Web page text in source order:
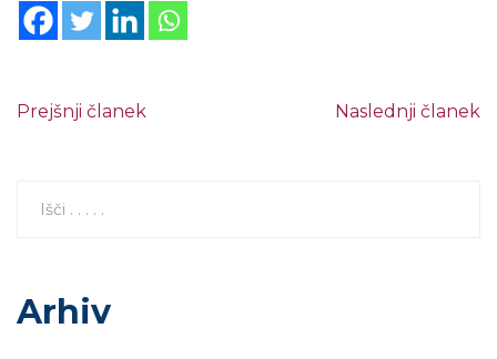
Prejšnji članek Naslednji članek
Arhiv